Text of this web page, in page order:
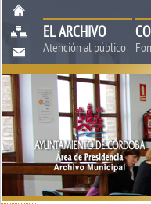
EL ARCHIVO
Atención al público